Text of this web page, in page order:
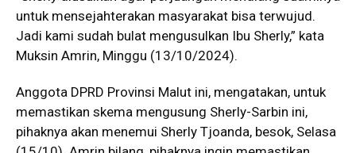
untuk mensejahterakan masyarakat bisa terwujud.
Jadi kami sudah bulat mengusulkan Ibu Sherly,” kata
Muksin Amrin, Minggu (13/10/2024).
Anggota DPRD Provinsi Malut ini, mengatakan, untuk
memastikan skema mengusung Sherly-Sarbin ini,
pihaknya akan menemui Sherly Tjoanda, besok, Selasa